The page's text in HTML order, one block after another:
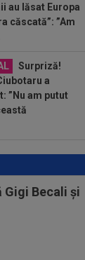
Lei s-a
peste 3
au lăsat Europa
căscată”: ”Am
Surpriză!
a
”Nu am putut
Gigi Becali și